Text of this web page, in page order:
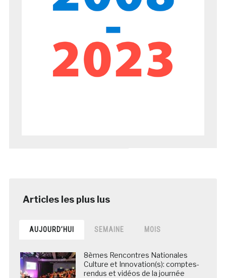
AUJOURD’HUI SEMAINE MOIS
8èmes Rencontres Nationales
Culture et Innovation(s): comptes-
rendus et vidéos de la journée